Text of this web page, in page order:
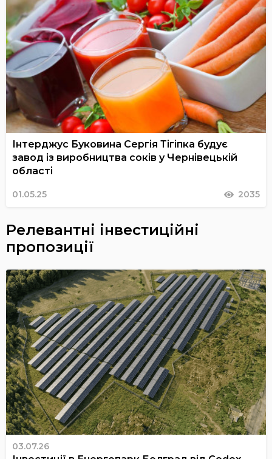
Інтерджус Буковина Сергія Тігіпка будує
завод із виробництва соків у Чернівецькій
області
01.05.25 2035
Релевантні інвестиційні
пропозиції
03.07.26